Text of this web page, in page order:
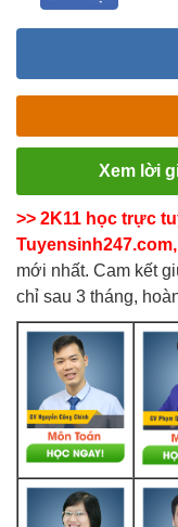
Xem lời
>> 2K11 học trực
Tuyensinh247.com,
mới nhất. Cam kết
chỉ sau 3 tháng,